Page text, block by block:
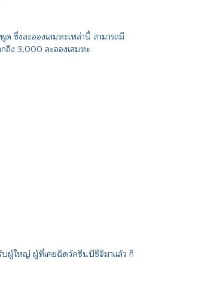
ซึ่งละอองเสมหะเหล่านี้ สามารถมี
กถึง 3,000 ละอองเสมหะ
บผู้ใหญ่ ผู้ที่เคยฉีดวัคซีนบีซีจีมาแล้ว ก็